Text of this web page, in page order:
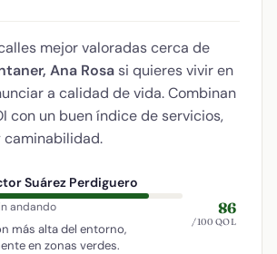
mejor valoradas cerca de
Ana Rosa si quieres vivir en
a calidad de vida. Combinan
con un buen índice de servicios,
Suárez Perdiguero
andando
más alta del entorno,
en zonas verdes.
86
/100 QOL